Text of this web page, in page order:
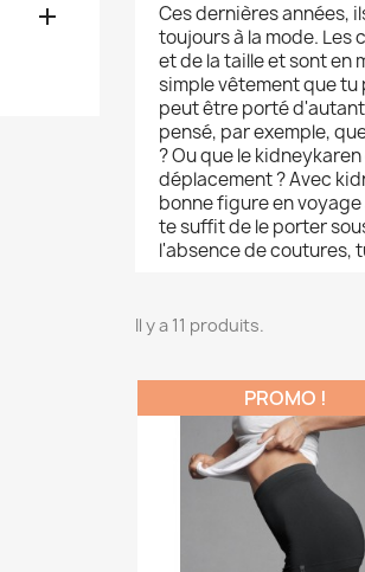

Ces dernières années,
toujours à la mode.
et de la taille et sont en
simple vêtement que
peut être porté
pensé, par exemple,
? Ou que le
déplacement ? Avec
bonne figure en
te suffit de le porter
l'absence de coutures,
Il y a 11 produits.
PROMO !